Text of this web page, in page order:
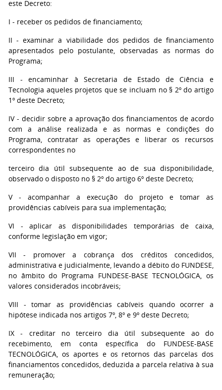
este Decreto:
I - receber os pedidos de financiamento;
II - examinar a viabilidade dos pedidos de financiamento
apresentados pelo postulante, observadas as normas do
Programa;
III - encaminhar à Secretaria de Estado de Ciência e
Tecnologia aqueles projetos que se incluam no § 2º do artigo
1º deste Decreto;
IV - decidir sobre a aprovação dos financiamentos de acordo
com a análise realizada e as normas e condições do
Programa, contratar as operações e liberar os recursos
correspondentes no
terceiro dia útil subsequente ao de sua disponibilidade,
observado o disposto no § 2º do artigo 6º deste Decreto;
V - acompanhar a execução do projeto e tomar as
providências cabíveis para sua implementação;
VI - aplicar as disponibilidades temporárias de caixa,
conforme legislação em vigor;
VII - promover a cobrança dos créditos concedidos,
administrativa e judicialmente, levando a débito do FUNDESE,
no âmbito do Programa FUNDESE-BASE TECNOLÓGICA, os
valores considerados incobráveis;
VIII - tomar as providências cabíveis quando ocorrer a
hipótese indicada nos artigos 7º, 8º e 9º deste Decreto;
IX - creditar no terceiro dia útil subsequente ao do
recebimento, em conta específica do FUNDESE-BASE
TECNOLÓGICA, os aportes e os retornos das parcelas dos
financiamentos concedidos, deduzida a parcela relativa à sua
remuneração;